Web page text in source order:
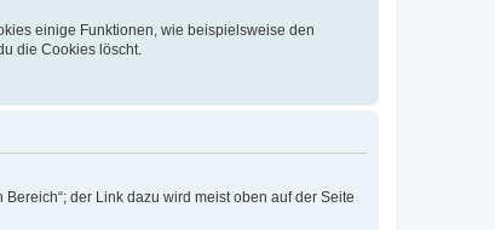
einige Funktionen, wie beispielsweise den
die Cookies löscht.
der Link dazu wird meist oben auf der Seite